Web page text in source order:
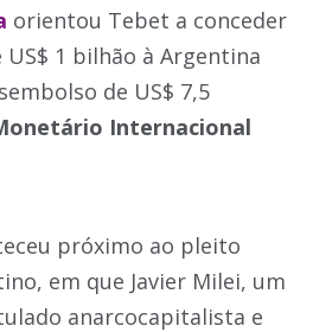
orientou Tebet a conceder
1 bilhão à Argentina
de US$ 7,5
Internacional
próximo ao pleito
em que Javier Milei, um
anarcocapitalista e